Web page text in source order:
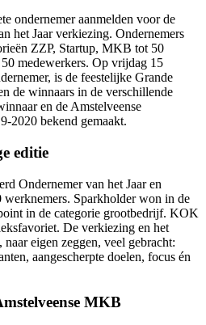
ondernemer aanmelden voor de
het Jaar verkiezing. Ondernemers
ZZP, Startup, MKB tot 50
medewerkers. Op vrijdag 15
is de feestelijke Grande
de winnaars in de verschillende
en de Amstelveense
2020 bekend gemaakt.
editie
Ondernemer van het Jaar en
Sparkholder won in de
in de categorie grootbedrijf. KOK
De verkiezing en het
eigen zeggen, veel gebracht:
aangescherpte doelen, focus én
MKB